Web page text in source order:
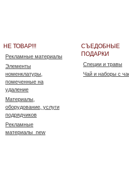
НЕ ТОВАР!!!
Рекламные материалы
Элементы
номенклатуры,
помеченные на
удаление
Материалы,
оборудование, услуги
подрядчиков
Рекламные
материалы_new
СЪЕДОБНЫЕ
ПОДАРКИ
Специи и травы
Чай и наборы с